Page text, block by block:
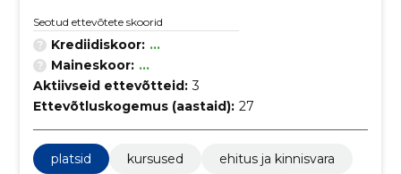
Seotud ettevõtete skoorid
Krediidiskoor: ...
Maineskoor: ...
Aktiivseid ettevõtteid: 3
Ettevõtluskogemus (aastaid): 27
platsid kursused
ehitus ja kinnisvara